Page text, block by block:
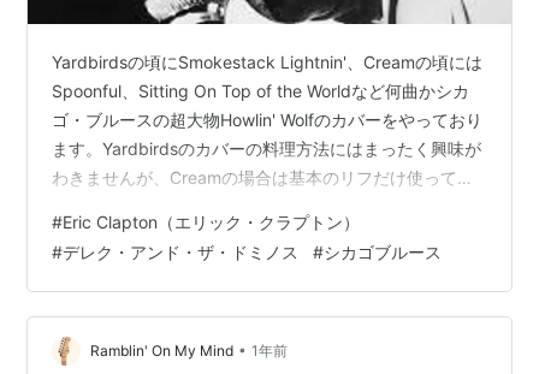
Yardbirdsの頃にSmokestack Lightnin'、Creamの頃には
Spoonful、Sitting On Top of the Worldなど何曲かシカ
ゴ・ブルースの超大物Howlin' Wolfのカバーをやっており
ます。Yardbirdsのカバーの料理方法にはまったく興味が
わきませんが、Creamの場合は基本のリフだけ使って彼
して扱っていると言っていいかもしれません。 Evil そん
な中、ウルフのカバーとして一番印象に残ったアレンジ
の妙はDerek & Dominosの2枚目のアルバム用に録音され
ていたEvil（71年5月録…
#Eric Clapton（エリック・クラプトン）
#デレク・アンド・ザ・ドミノス #シカゴブルース
Ramblin' On My Mind • 1年前